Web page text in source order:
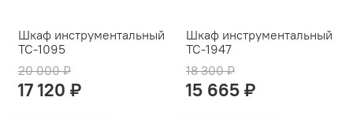
Шкаф инструментальный
TC-1095
20 000 ₽
17 120 ₽
Шкаф инструментальный
TC-1947
18 300 ₽
15 665 ₽